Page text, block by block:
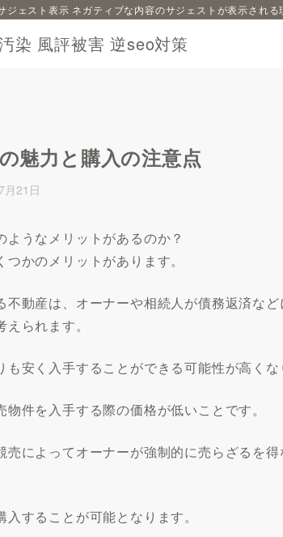
染 風評被害 逆seo対策
ェスト表示 ネガティブな内容のサジェストが表示される
魅力と購入の注意点
月21日
うなメリットがあるのか？
かのメリットがあります。
不動産は、オーナーや相続人が債務返済な
られます。
安く入手することができる可能性が高くな
件を入手する際の価格が低いことです。
売によってオーナーが強制的に売らざるを
することが可能となります。